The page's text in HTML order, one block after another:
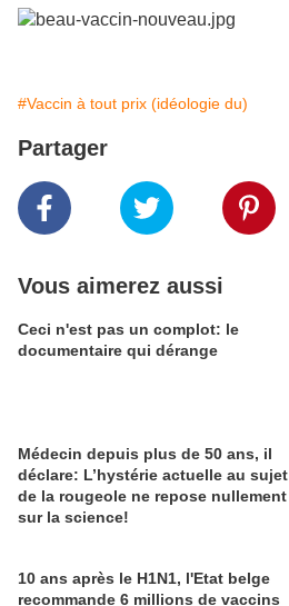
#Vaccin à tout prix (idéologie du)
Partager
Vous aimerez aussi
Ceci n'est pas un complot: le
documentaire qui dérange
Médecin depuis plus de 50 ans, il
déclare: L’hystérie actuelle au sujet
de la rougeole ne repose nullement
sur la science!
10 ans après le H1N1, l'Etat belge
recommande 6 millions de vaccins